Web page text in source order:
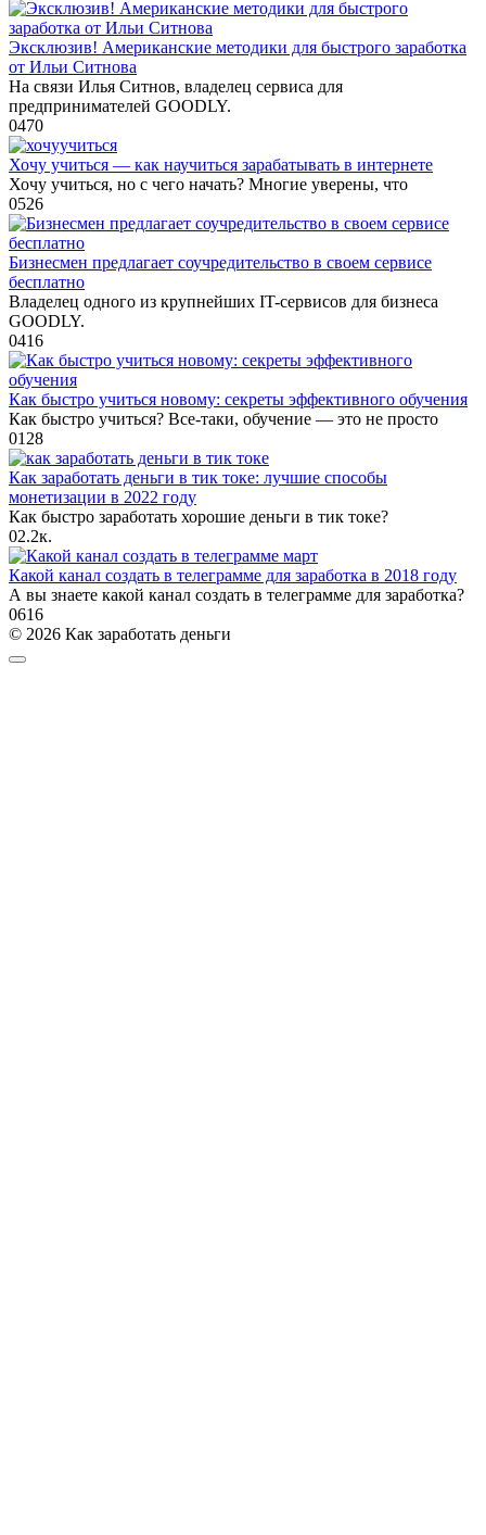
Эксклюзив! Американские методики для быстрого заработка
от Ильи Ситнова
На связи Илья Ситнов, владелец сервиса для
предпринимателей GOODLY.
0470
Хочу учиться — как научиться зарабатывать в интернете
Хочу учиться, но с чего начать? Многие уверены, что
0526
Бизнесмен предлагает соучредительство в своем сервисе
бесплатно
Владелец одного из крупнейших IT-сервисов для бизнеса
GOODLY.
0416
Как быстро учиться новому: секреты эффективного обучения
Как быстро учиться? Все-таки, обучение — это не просто
0128
Как заработать деньги в тик токе: лучшие способы
монетизации в 2022 году
Как быстро заработать хорошие деньги в тик токе?
02.2к.
Какой канал создать в телеграмме для заработка в 2018 году
А вы знаете какой канал создать в телеграмме для заработка?
0616
© 2026 Как заработать деньги